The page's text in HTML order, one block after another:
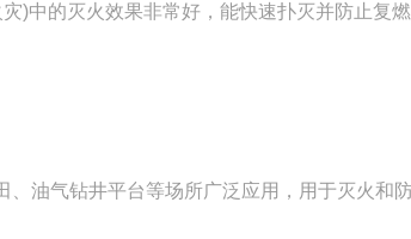
中的灭火效果非常好，能快速扑灭并防止复
油气钻井平台等场所广泛应用，用于灭火和